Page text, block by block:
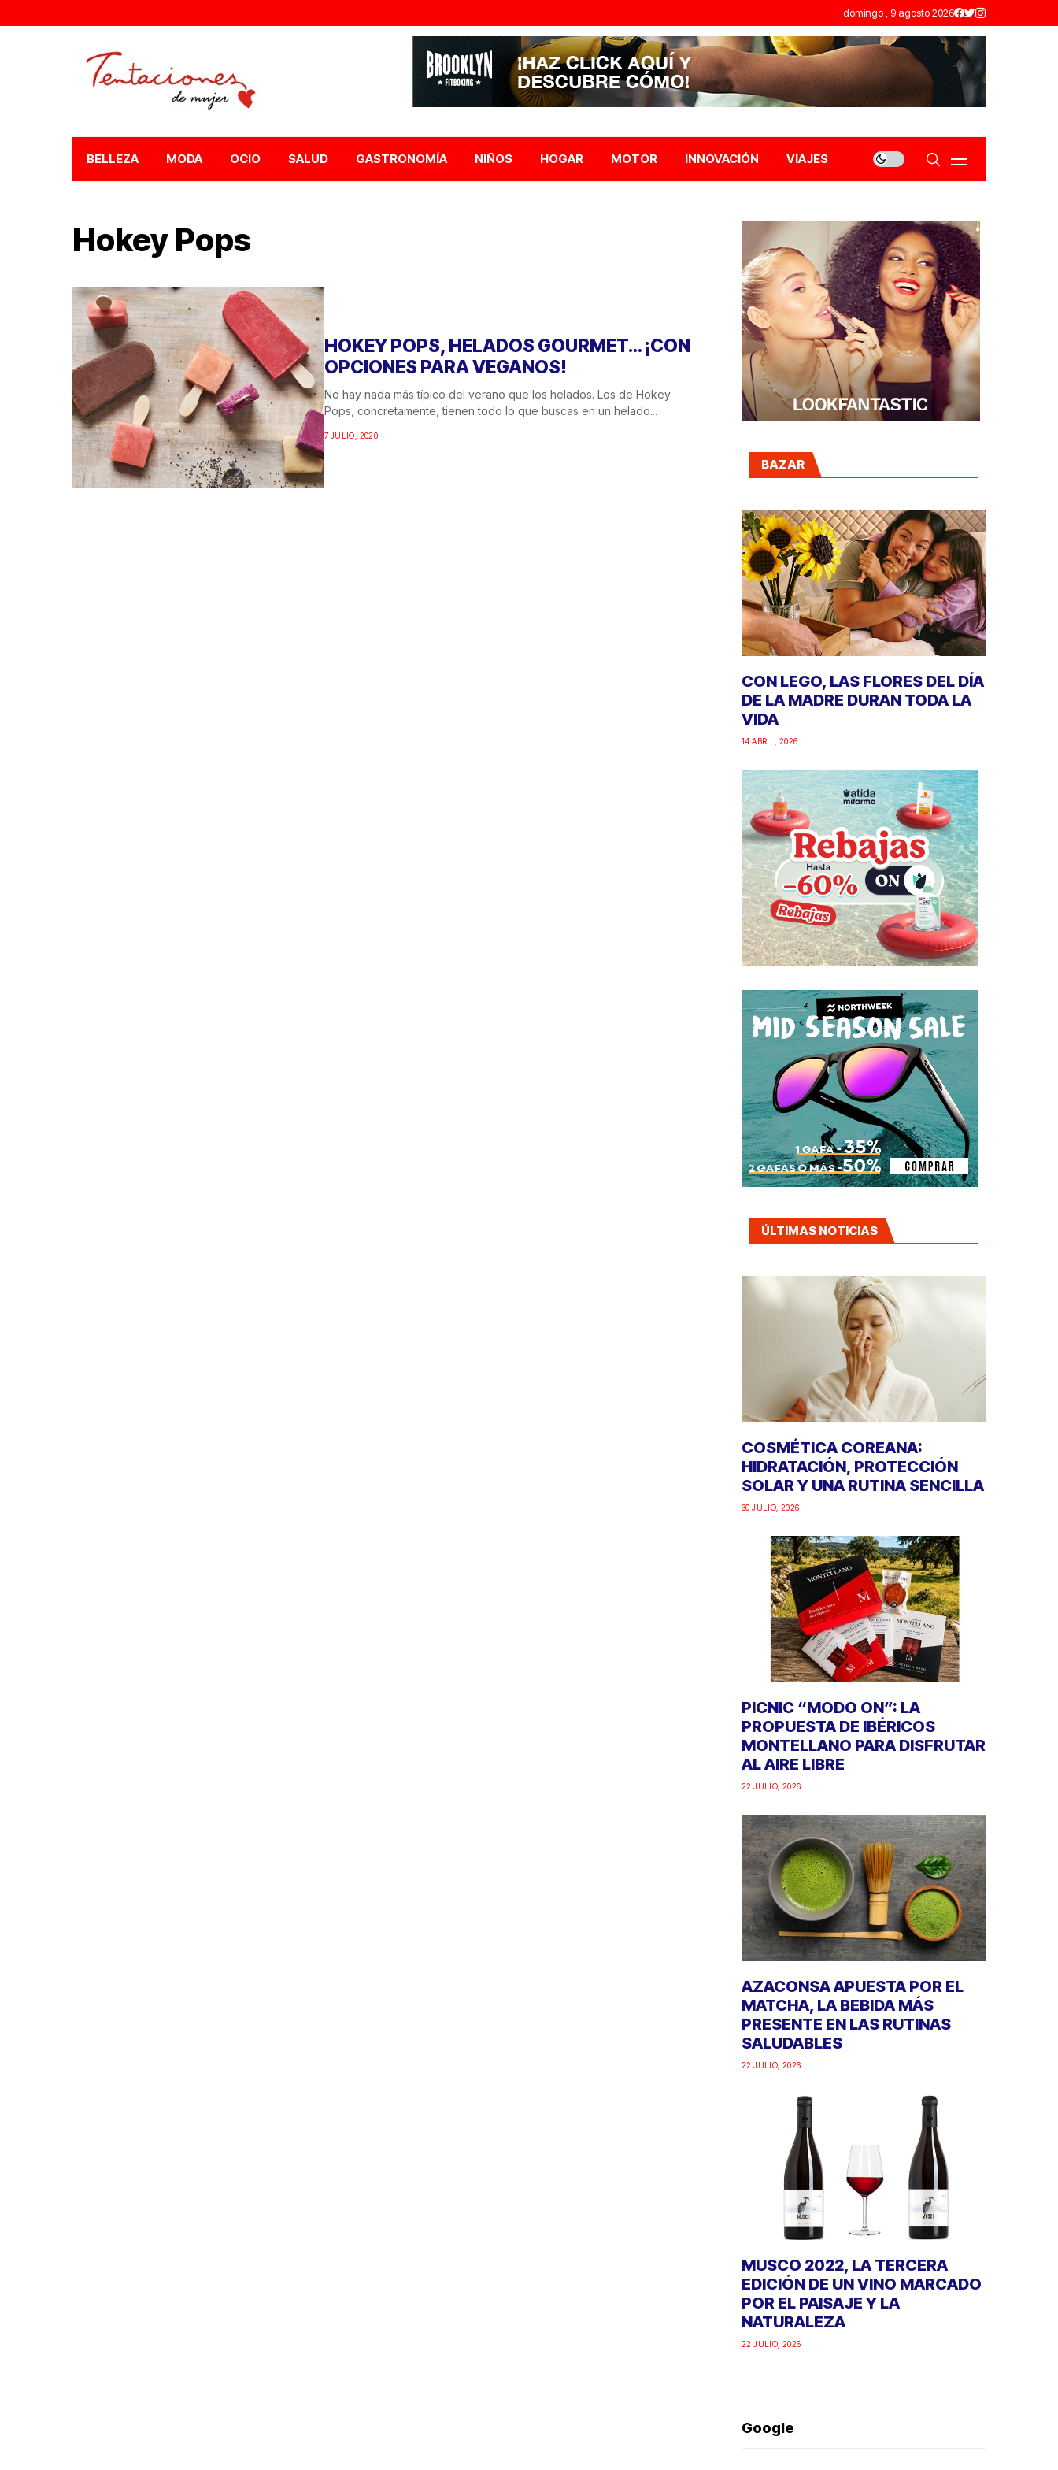
domingo , 9 agosto 2026
BELLEZA MODA OCIO SALUD GASTRONOMÍA NIÑOS HOGAR MOTOR INNOVACIÓN VIAJES
Hokey Pops
HOKEY POPS, HELADOS GOURMET… ¡CON
OPCIONES PARA VEGANOS!
No hay nada más típico del verano que los helados. Los de Hokey
Pops, concretamente, tienen todo lo que buscas en un helado...
7 JULIO, 2020
BAZAR
CON LEGO, LAS FLORES DEL DÍA
DE LA MADRE DURAN TODA LA
VIDA
14 ABRIL, 2026
ÚLTIMAS NOTICIAS
COSMÉTICA COREANA:
HIDRATACIÓN, PROTECCIÓN
SOLAR Y UNA RUTINA SENCILLA
30 JULIO, 2026
PICNIC “MODO ON”: LA
PROPUESTA DE IBÉRICOS
MONTELLANO PARA DISFRUTAR
AL AIRE LIBRE
22 JULIO, 2026
AZACONSA APUESTA POR EL
MATCHA, LA BEBIDA MÁS
PRESENTE EN LAS RUTINAS
SALUDABLES
22 JULIO, 2026
MUSCO 2022, LA TERCERA
EDICIÓN DE UN VINO MARCADO
POR EL PAISAJE Y LA
NATURALEZA
22 JULIO, 2026
Google